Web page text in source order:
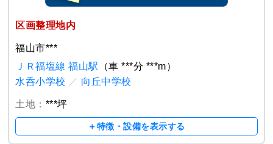
区画整理地内
福山市***
ＪＲ福塩線 福山駅
（車 ***分 ***m）
水呑小学校 ／ 向丘中学校
土地： ***坪
＋特徴・設備を表示する